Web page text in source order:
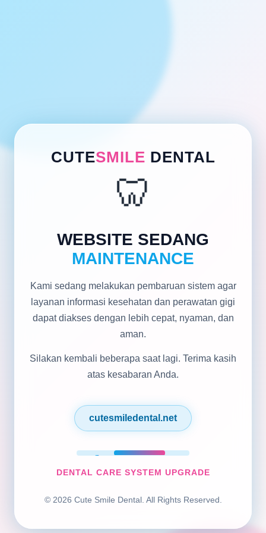
CUTESMILE DENTAL
🦷
WEBSITE SEDANG
MAINTENANCE
Kami sedang melakukan pembaruan sistem agar
layanan informasi kesehatan dan perawatan gigi
dapat diakses dengan lebih cepat, nyaman, dan
aman.
Silakan kembali beberapa saat lagi. Terima kasih
atas kesabaran Anda.
cutesmiledental.net
DENTAL CARE SYSTEM UPGRADE
© 2026 Cute Smile Dental. All Rights Reserved.